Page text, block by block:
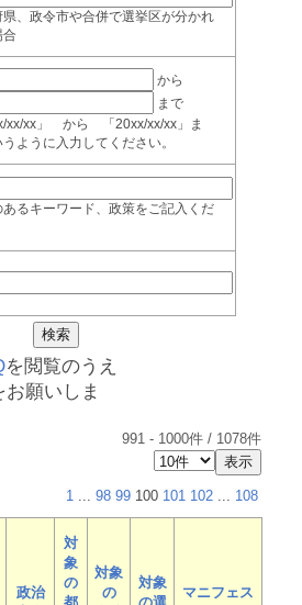
、政令市や合併で選挙区が分かれ
合
から
まで
xx/xx」 から 「20xx/xx/xx」ま
ように入力してください。
るキーワード、政策をご記入くだ
を閲覧のうえ
願いしま
991 - 1000件 / 1078件
1 ... 98 99 100 101 102 ... 108
政治
対
象
の
対象
の
対象
マニフェス